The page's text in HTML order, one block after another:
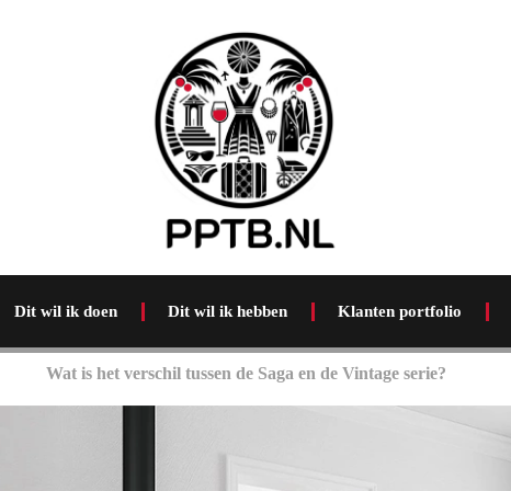
Dit wil ik doen Dit wil ik hebben Klanten portfolio
Wat is het verschil tussen de Saga en de Vintage serie?